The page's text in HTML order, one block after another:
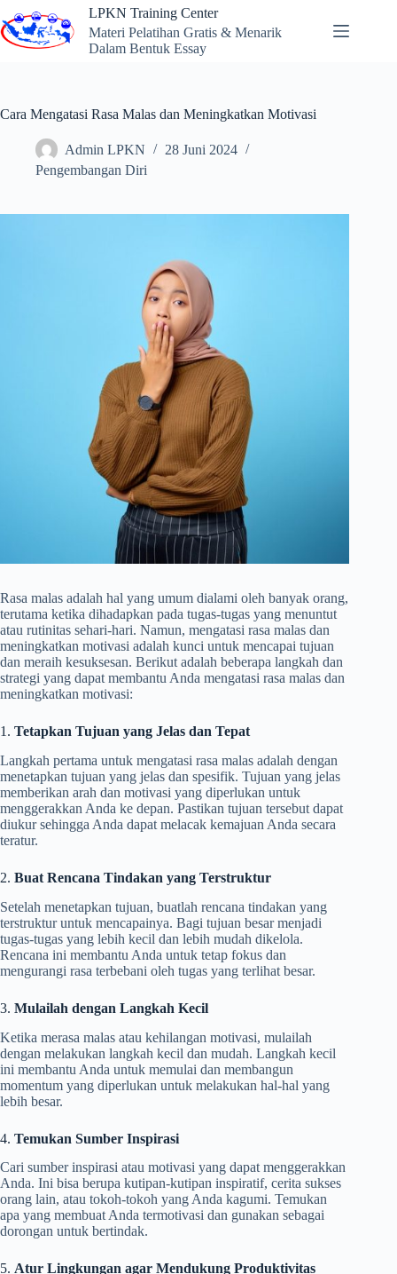
to
content
LPKN Training Center
Materi Pelatihan Gratis & Menarik
Dalam Bentuk Essay
Cara Mengatasi Rasa Malas dan Meningkatkan Motivasi
Admin LPKN
28 Juni 2024
Pengembangan Diri
Rasa malas adalah hal yang umum dialami oleh banyak orang,
terutama ketika dihadapkan pada tugas-tugas yang menuntut
atau rutinitas sehari-hari. Namun, mengatasi rasa malas dan
meningkatkan motivasi adalah kunci untuk mencapai tujuan
dan meraih kesuksesan. Berikut adalah beberapa langkah dan
strategi yang dapat membantu Anda mengatasi rasa malas dan
meningkatkan motivasi:
1. Tetapkan Tujuan yang Jelas dan Tepat
Langkah pertama untuk mengatasi rasa malas adalah dengan
menetapkan tujuan yang jelas dan spesifik. Tujuan yang jelas
memberikan arah dan motivasi yang diperlukan untuk
menggerakkan Anda ke depan. Pastikan tujuan tersebut dapat
diukur sehingga Anda dapat melacak kemajuan Anda secara
teratur.
2. Buat Rencana Tindakan yang Terstruktur
Setelah menetapkan tujuan, buatlah rencana tindakan yang
terstruktur untuk mencapainya. Bagi tujuan besar menjadi
tugas-tugas yang lebih kecil dan lebih mudah dikelola.
Rencana ini membantu Anda untuk tetap fokus dan
mengurangi rasa terbebani oleh tugas yang terlihat besar.
3. Mulailah dengan Langkah Kecil
Ketika merasa malas atau kehilangan motivasi, mulailah
dengan melakukan langkah kecil dan mudah. Langkah kecil
ini membantu Anda untuk memulai dan membangun
momentum yang diperlukan untuk melakukan hal-hal yang
lebih besar.
4. Temukan Sumber Inspirasi
Cari sumber inspirasi atau motivasi yang dapat menggerakkan
Anda. Ini bisa berupa kutipan-kutipan inspiratif, cerita sukses
orang lain, atau tokoh-tokoh yang Anda kagumi. Temukan
apa yang membuat Anda termotivasi dan gunakan sebagai
dorongan untuk bertindak.
5. Atur Lingkungan agar Mendukung Produktivitas